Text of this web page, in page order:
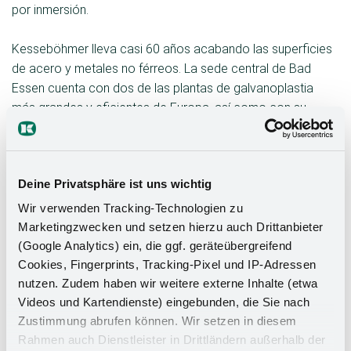
Deine Privatsphäre ist uns wichtig
Wir verwenden Tracking-Technologien zu
Marketingzwecken und setzen hierzu auch Drittanbieter
(Google Analytics) ein, die ggf. geräteübergreifend
Cookies, Fingerprints, Tracking-Pixel und IP-Adressen
nutzen. Zudem haben wir weitere externe Inhalte (etwa
Videos und Kartendienste) eingebunden, die Sie nach
Zustimmung abrufen können. Wir setzen in diesem
Rahmen auch Dienstleister in Drittländern außerhalb der
por inmersión.
Kesseböhmer lleva casi 60 años acabando las superficies
de acero y metales no férreos. La sede central de Bad
Essen cuenta con dos de las plantas de galvanoplastia
más grandes y eficientes de Europa, así como con su
propia planta de recubrimiento en polvo y pintura catódica
Galvanoplastia
Nuestra planta de galvanoplastia más grande y
eficiente de Europa está especializada en acero,
acero inoxidable, latón, cobre y bronce.
Garantizamos un comportamiento óptimo frente a la
corrosión utilizando níquel microporoso o